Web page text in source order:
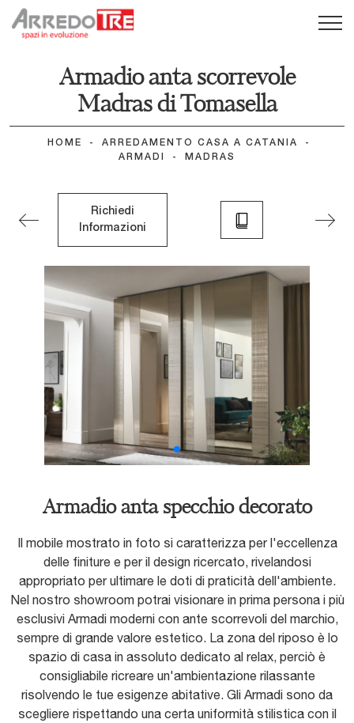
Armadio anta scorrevole
Madras di Tomasella
HOME - ARREDAMENTO CASA A CATANIA
-
ARMADI
- MADRAS
Richiedi
Informazioni
Armadio anta specchio decorato
Il mobile mostrato in foto si caratterizza per l'eccellenza
delle finiture e per il design ricercato, rivelandosi
appropriato per ultimare le doti di praticità dell'ambiente.
Nel nostro showroom potrai visionare in prima persona i più
esclusivi Armadi moderni con ante scorrevoli del marchio,
sempre di grande valore estetico. La zona del riposo è lo
spazio di casa in assoluto dedicato al relax, perciò è
consigliabile ricreare un'ambientazione rilassante
risolvendo le tue esigenze abitative. Gli Armadi sono da
scegliere rispettando una certa uniformità stilistica con il